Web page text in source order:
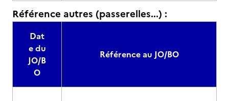
Référence autres (passerelles...) :
Dat
e du
JO/B
O
Référence au JO/BO